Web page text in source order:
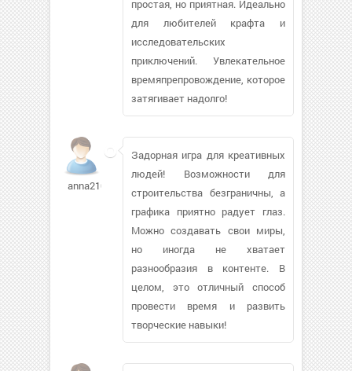
простая, но приятная. Идеально
для любителей крафта и
исследовательских
приключений. Увлекательное
времяпрепровождение, которое
затягивает надолго!
anna210790862
Задорная игра для креативных
людей! Возможности для
строительства безграничны, а
графика приятно радует глаз.
Можно создавать свои миры,
но иногда не хватает
разнообразия в контенте. В
целом, это отличный способ
провести время и развить
творческие навыки!